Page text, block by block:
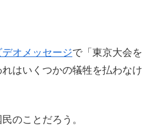
デオメッセージで「東京大会を
はいくつかの犠牲を払わなけ
のことだろう。